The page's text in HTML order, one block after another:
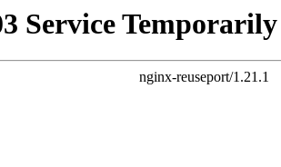
Service
nginx-reuseport/1.21.1